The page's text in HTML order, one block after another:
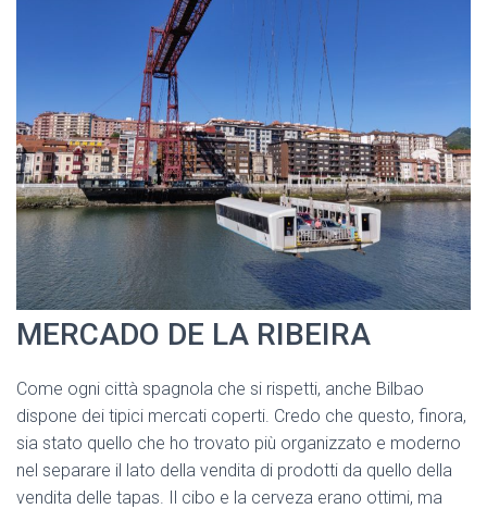
MERCADO DE LA RIBEIRA
Come ogni città spagnola che si rispetti, anche Bilbao
dispone dei tipici mercati coperti. Credo che questo, finora,
sia stato quello che ho trovato più organizzato e moderno
nel separare il lato della vendita di prodotti da quello della
vendita delle tapas. Il cibo e la cerveza erano ottimi, ma